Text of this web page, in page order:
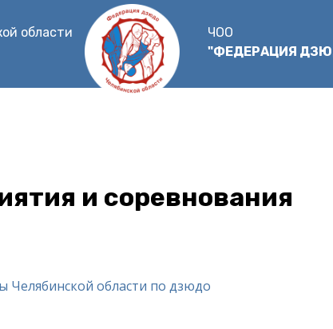
области
ЧОО
"ФЕДЕРАЦИЯ
и соревнования
области по дзюдо